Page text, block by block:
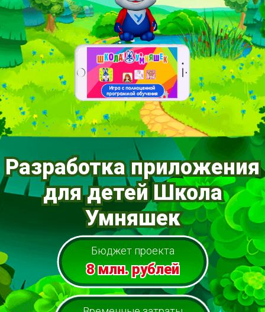
Разработка приложения
для детей Школа
Умняшек
Бюджет проекта
8 млн. рублей